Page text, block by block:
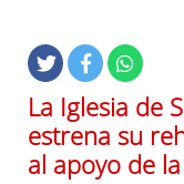
Noticias
Lista
de
La Iglesia de
estrena su
al apoyo de